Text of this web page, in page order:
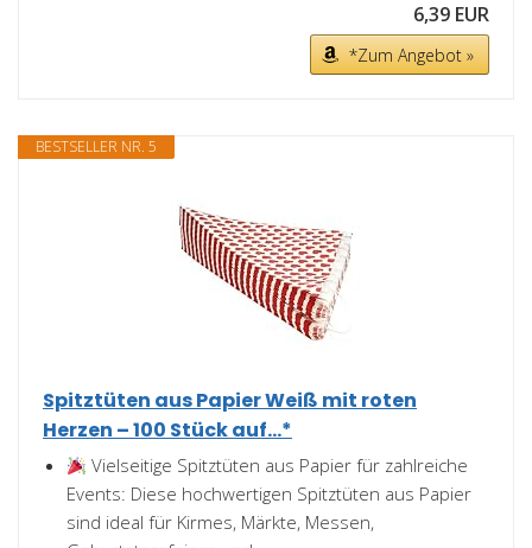
6,39 EUR
*Zum Angebot »
BESTSELLER NR. 5
Spitztüten aus Papier Weiß mit roten
Herzen – 100 Stück auf...*
Vielseitige Spitztüten aus Papier für zahlreiche
Events: Diese hochwertigen Spitztüten aus Papier
sind ideal für Kirmes, Märkte, Messen,